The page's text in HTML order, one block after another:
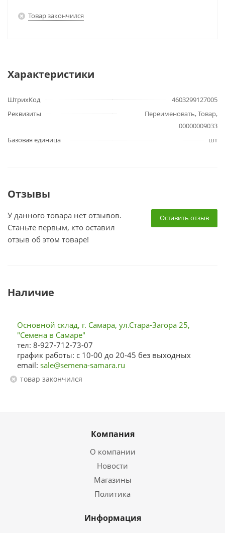
Товар закончился
Характеристики
ШтрихКод
4603299127005
Реквизиты
Переименовать, Товар,
00000009033
Базовая единица
шт
Отзывы
Оставить отзыв
У данного товара нет отзывов.
Станьте первым, кто оставил
отзыв об этом товаре!
Наличие
Основной склад, г. Самара, ул.Стара-Загора 25,
"Семена в Самаре"
тел: 8-927-712-73-07
график работы: с 10-00 до 20-45 без выходных
email: sale@semena-samara.ru
Товар закончился
Компания
О компании
Новости
Магазины
Политика
Информация